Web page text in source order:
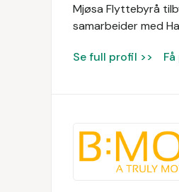
Mjøsa Flyttebyrå
samarbeider med
Se full profil >>